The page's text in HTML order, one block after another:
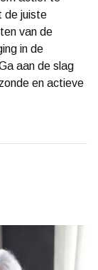
de juiste
van de
in de
aan de slag
en actieve